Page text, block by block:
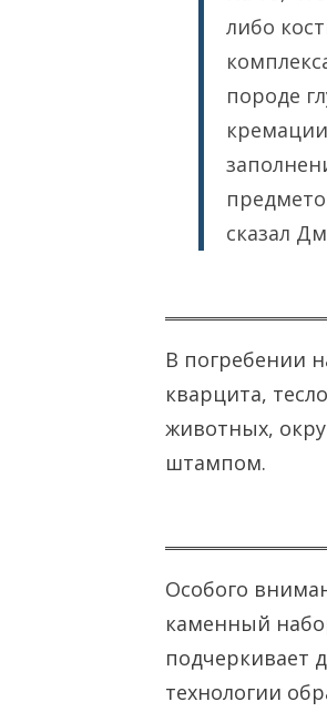
либо
породе
сказал
В погребении
кварцита,
животных,
штампом.
Особого
каменный
подчеркивает
технологии